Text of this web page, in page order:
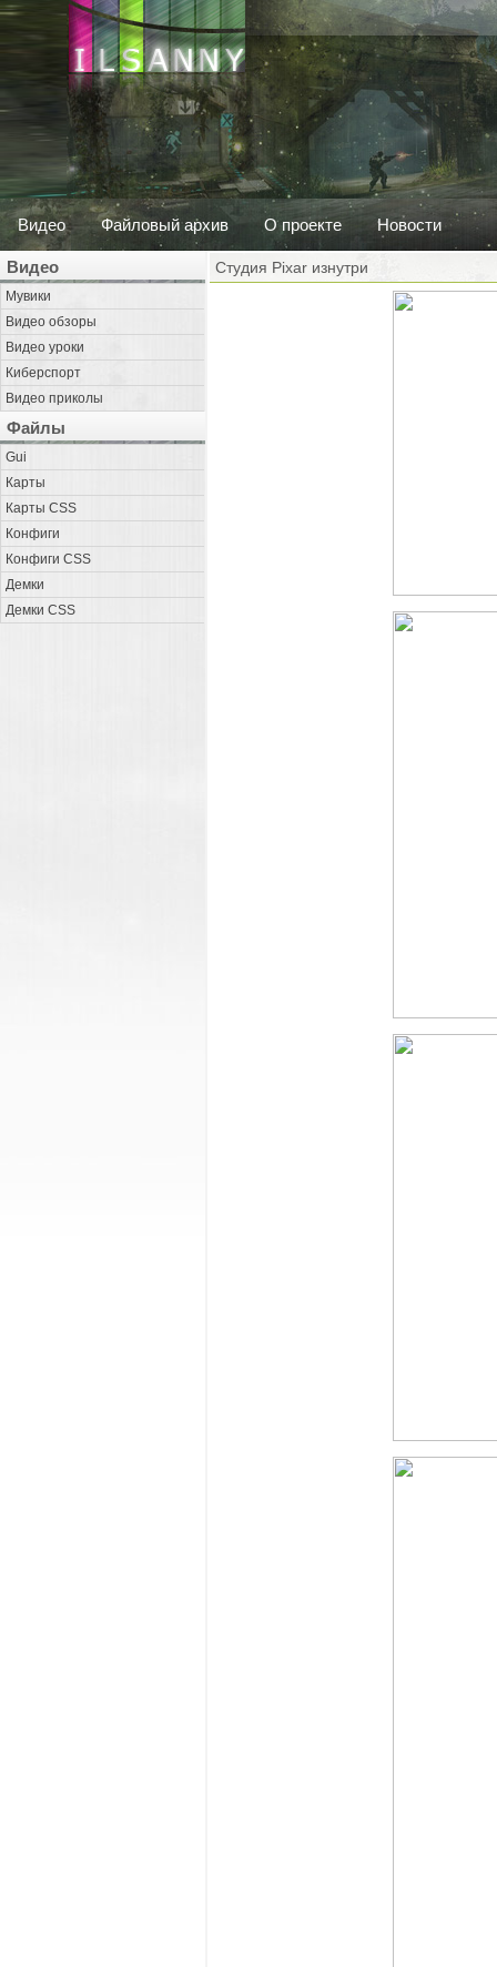
Видео Файловый архив О проекте Новости
Видео
Мувики
Видео обзоры
Видео уроки
Киберспорт
Видео приколы
Файлы
Gui
Карты
Карты CSS
Конфиги
Конфиги CSS
Демки
Демки CSS
Студия Pixar изнутри